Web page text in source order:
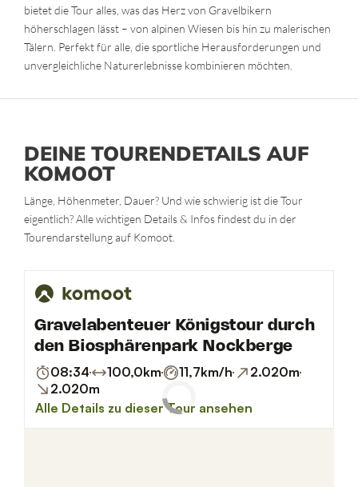
bietet die Tour alles, was das Herz von Gravelbikern
höherschlagen lässt – von alpinen Wiesen bis hin zu malerischen
Tälern. Perfekt für alle, die sportliche Herausforderungen und
unvergleichliche Naturerlebnisse kombinieren möchten.
DEINE TOURENDETAILS AUF
KOMOOT
Länge, Höhenmeter, Dauer? Und wie schwierig ist die Tour
eigentlich? Alle wichtigen Details & Infos findest du in der
Tourendarstellung auf Komoot.